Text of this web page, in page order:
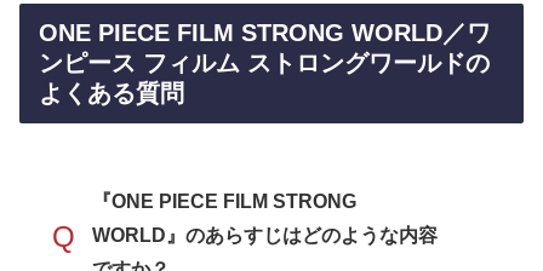
ONE PIECE FILM STRONG WORLD／ワ
ンピース フィルム ストロングワールドの
よくある質問
Q
『ONE PIECE FILM STRONG
WORLD』のあらすじはどのような内容